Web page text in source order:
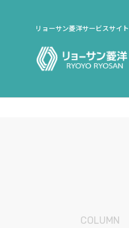
リョーサン菱洋サービスサイト
COLUMN